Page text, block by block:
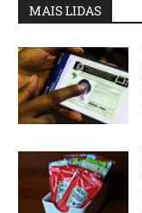
MAIS LIDAS